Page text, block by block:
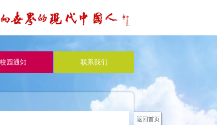
校园通知 联系我们
返回首页